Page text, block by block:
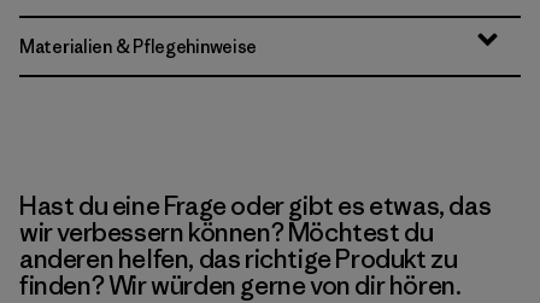
Materialien & Pflegehinweise
Hast du eine Frage oder gibt es etwas, das
wir verbessern können? Möchtest du
anderen helfen, das richtige Produkt zu
finden? Wir würden gerne von dir hören.